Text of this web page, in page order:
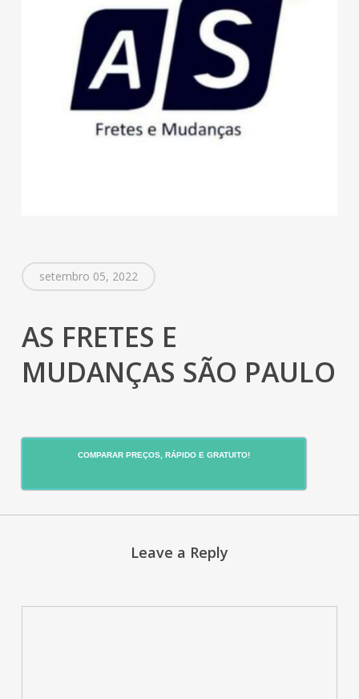
setembro 05, 2022
AS FRETES E
MUDANÇAS SÃO PAULO
COMPARAR PREÇOS, RÁPIDO E GRATUITO!
Leave a Reply